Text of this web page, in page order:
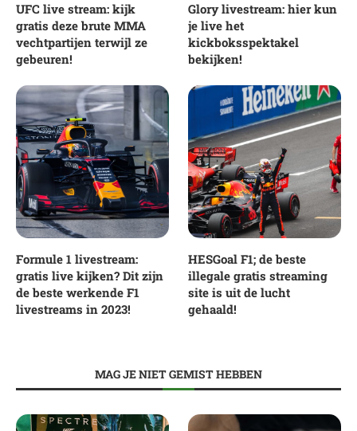
UFC live stream: kijk
gratis deze brute MMA
vechtpartijen terwijl ze
gebeuren!
Glory livestream: hier kun
je live het
kickboksspektakel
bekijken!
Formule 1 livestream:
gratis live kijken? Dit zijn
de beste werkende F1
livestreams in 2023!
HESGoal F1; de beste
illegale gratis streaming
site is uit de lucht
gehaald!
MAG JE NIET GEMIST HEBBEN